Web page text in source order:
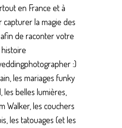
en France et à
la magie des
de raconter votre
histoire
:)
les mariages funky
les belles lumières,
Walker, les couchers
les tatouages (et les